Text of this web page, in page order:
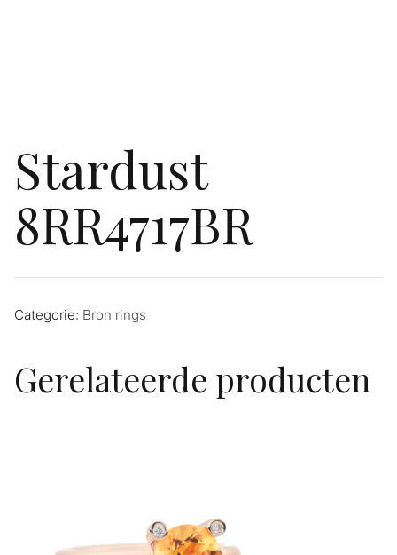
Stardust
8RR4717BR
Categorie: Bron rings
Gerelateerde producten